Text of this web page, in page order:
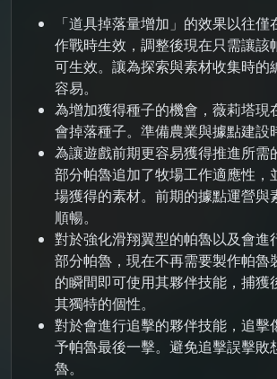
「道具掉落量增加」的效果以往僅
作戰時生效，調整後現在只需讓該
可生效。讓為探索與素材收集時的
容易。
為增加獲得種子的機會，薇莉塔現
會掉落種子。準備農業與據點建設
為讓遊戲前期更容易獲得推進所需
部分帕魯追加了牧場工作適應性，
場獲得的素材。前期的據點運營與
順暢。
對於強化滑翔翼型的帕魯以及會進
部分帕魯，現在不再需要製作帕魯
的瞬間即可使用其夥伴技能，捕獲
其獨特的個性。
對於會進行追擊的夥伴技能，追擊
予帕魯最後一擊。避免追擊誤擊敗
魯。